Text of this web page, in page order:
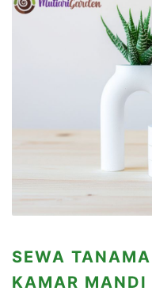
SEWA
KAMAR MANDI